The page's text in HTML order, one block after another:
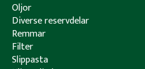
Oljor
Diverse reservdelar
Remmar
Filter
Slippasta